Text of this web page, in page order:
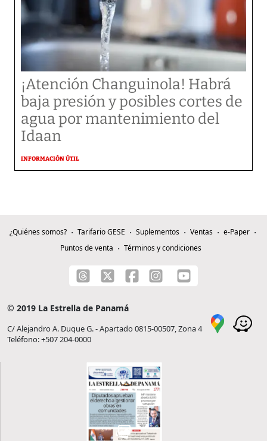
¡Atención Changuinola! Habrá
baja presión y posibles cortes de
agua por mantenimiento del
Idaan
INFORMACIÓN ÚTIL
¿Quiénes somos? Tarifario GESE Suplementos Ventas
e-Paper
Puntos de venta
Términos y condiciones
© 2019 La Estrella de Panamá
C/ Alejandro A. Duque G. - Apartado 0815-00507, Zona 4
Teléfono: +507 204-0000